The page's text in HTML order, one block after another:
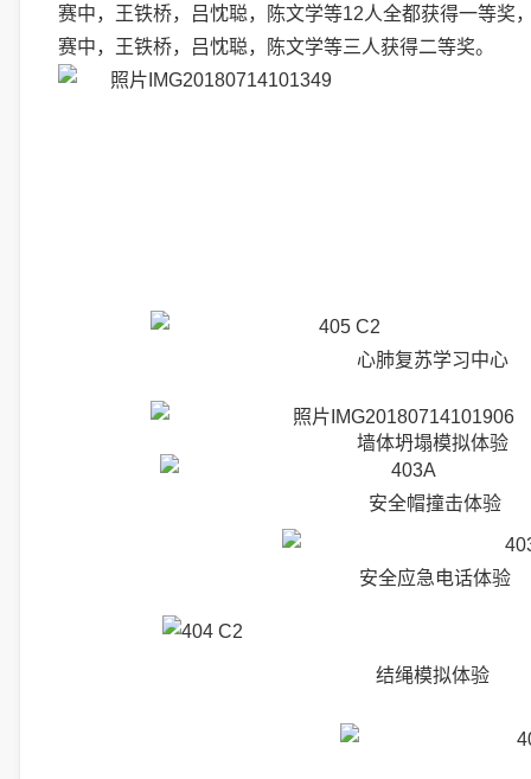
赛中，王铁桥，吕忱聪，陈文学等12人全都获得一等奖
赛中，王铁桥，吕忱聪，陈文学等三人获得二等奖。
心肺复苏学习中心
墙体坍塌模拟体验
安全帽撞击体验
安全应急电话体验
结绳模拟体验